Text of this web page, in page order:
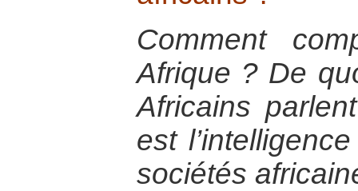
Comment
Afrique ? De
Africains
est
sociétés